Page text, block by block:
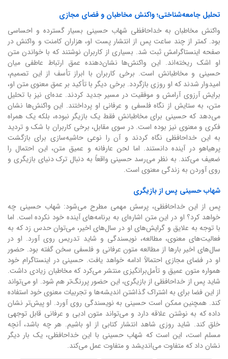
تحلیل جامعه‌شناختی؛ واکنش مخاطبان و فضای مجازی
واکنش مخاطبان به خداحافظی شهاب حسینی بسیار گسترده و احساسی
بود. کمتر از چند ساعت پس از انتشار پست او، هزاران کامنت و واکنش در
صفحه اینستاگرامش ثبت شد. بسیاری از کاربران نوشتند که با خواندن متن
او اشک ریخته‌اند. این واکنش‌ها نشان‌دهنده عمق ارتباط عاطفی میان
حسینی و مخاطبانش است. برخی کاربران با ابراز تأسف از این تصمیم،
امیدوار شدند که او روزی بازگردد. برخی دیگر با تأکید بر عمق معنوی متن او،
برایش آرزوی آرامش و موفقیت در مسیر جدید کردند. عده‌ای نیز با تحلیل
متن، به ستایش از نگاه فلسفی و عرفانی او پرداختند. این واکنش‌ها نشان
می‌دهد که حسینی برای مخاطبانش فقط یک بازیگر نبوده، بلکه یک همراه
فکری و معنوی نیز بوده است. در سوی مقابل، برخی کاربران با شک و تردید
به این خداحافظی نگاه کردند و آن را نوعی حاشیه‌سازی برای بازگشت
پرهیاهو در آینده دانستند. اما لحن عارفانه و عمیق متن، این احتمال را
ضعیف می‌کند. به نظر می‌رسد حسینی واقعاً به دنبال ترک دنیای بازیگری و
روی آوردن به زندگی معنوی است.
شهاب حسینی پس از بازیگری
پس از این خداحافظی، پرسش مهمی مطرح می‌شود: شهاب حسینی چه
خواهد کرد؟ او در این متن اشاره‌ای به برنامه‌های آینده خود نکرده است. اما
با توجه به علایق و گرایش‌های او در سال‌های اخیر، می‌توان حدس زد که به
فعالیت‌های معنوی، مطالعه، نویسندگی و شاید تدریس روی آورد. او در
سال‌های اخیر بارها از مطالعه متون عرفانی و فلسفی سخن گفته بود. حضور
او در فضای مجازی احتمالاً ادامه خواهد یافت. حسینی در اینستاگرام خود
همواره متون عمیق و تأمل‌برانگیزی منتشر می‌کرد که مخاطبان زیادی داشت.
شاید پس از خداحافظی از بازیگری، این حضور پررنگ‌تر هم شود. او می‌تواند
از این فضا برای به اشتراک گذاشتن اندیشه‌ها و تجربیات معنوی خود استفاده
کند. همچنین ممکن است حسینی به نویسندگی روی آورد. او پیش‌تر نشان
داده که به نوشتن علاقه دارد و می‌تواند متون ادبی و عرفانی قابل توجهی
خلق کند. شاید روزی شاهد انتشار کتابی از او باشیم. هر چه باشد، آنچه
مسلم است، این است که شهاب حسینی با این خداحافظی، یک بار دیگر
نشان داد که متفاوت می‌اندیشد و متفاوت عمل می‌کند.